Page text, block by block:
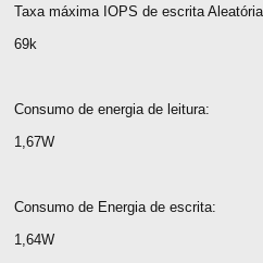
Taxa máxima IOPS de escrita
69k
Consumo de energia de leitura:
1,67W
Consumo de Energia de escrita:
1,64W